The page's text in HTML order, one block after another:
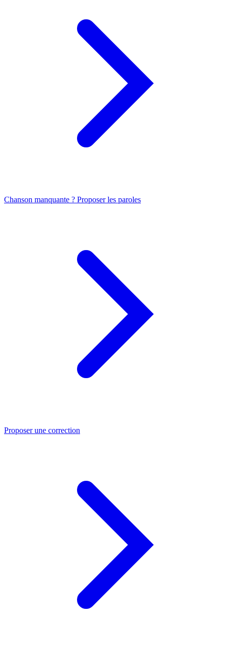
Chanson manquante ? Proposer les paroles
Proposer une correction